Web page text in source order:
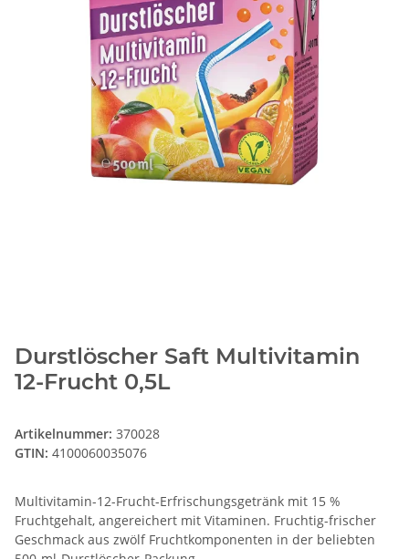
Durstlöscher Saft Multivitamin
12-Frucht 0,5L
Artikelnummer: 370028
GTIN: 4100060035076
Multivitamin-12-Frucht-Erfrischungsgetränk mit 15 %
Fruchtgehalt, angereichert mit Vitaminen. Fruchtig-frischer
Geschmack aus zwölf Fruchtkomponenten in der beliebten